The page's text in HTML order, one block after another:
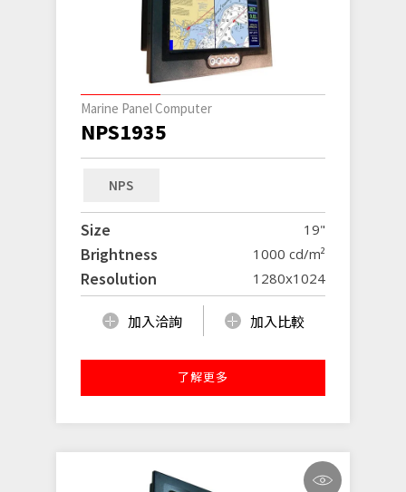
Marine Panel Computer
NPS1935
NPS
Size 19"
Brightness 1000 cd/m²
Resolution 1280x1024
加入洽詢 加入比較
了解更多